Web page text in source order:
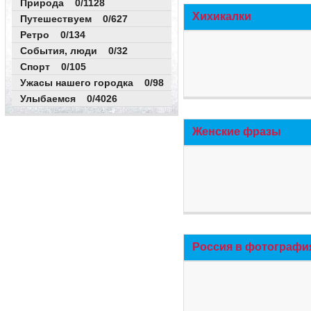
Природа 0/1128
Путешествуем 0/627
Ретро 0/134
События, люди 0/32
Спорт 0/105
Ужасы нашего городка 0/98
Улыбаемся 0/4026
Хихикалки
Женские фразы
Россия в